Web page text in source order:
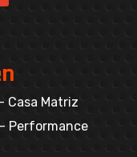
Casa Matriz
Performance